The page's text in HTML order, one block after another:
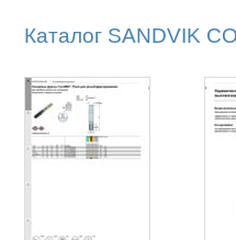
Каталог SANDVIK